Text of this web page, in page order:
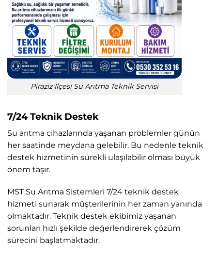
Piraziz İlçesi Su Arıtma Teknik Servisi
7/24 Teknik Destek
Su arıtma cihazlarında yaşanan problemler günün
her saatinde meydana gelebilir. Bu nedenle teknik
destek hizmetinin sürekli ulaşılabilir olması büyük
önem taşır.
MST Su Arıtma Sistemleri 7/24 teknik destek
hizmeti sunarak müşterilerinin her zaman yanında
olmaktadır. Teknik destek ekibimiz yaşanan
sorunları hızlı şekilde değerlendirerek çözüm
sürecini başlatmaktadır.